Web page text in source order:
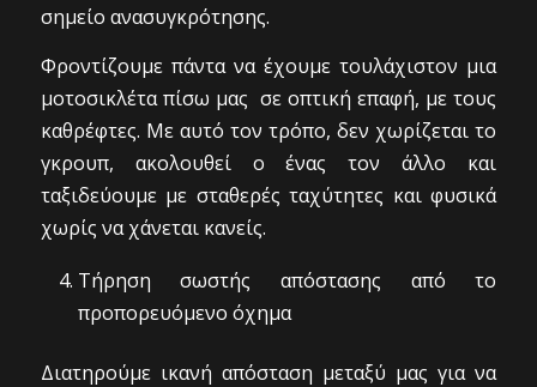
σημείο ανασυγκρότησης.
Φροντίζουμε πάντα να έχουμε τουλάχιστον μια
μοτοσικλέτα πίσω μας σε οπτική επαφή, με τους
καθρέφτες. Με αυτό τον τρόπο, δεν χωρίζεται το
γκρουπ, ακολουθεί ο ένας τον άλλο και
ταξιδεύουμε με σταθερές ταχύτητες και φυσικά
χωρίς να χάνεται κανείς.
Τήρηση σωστής απόστασης από το
προπορευόμενο όχημα
Διατηρούμε ικανή απόσταση μεταξύ μας για να